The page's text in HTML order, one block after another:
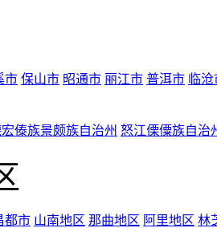
市 保山市 昭通市 丽江市 普洱市 临
傣族景颇族自治州 怒江傈僳族自治
都市 山南地区 那曲地区 阿里地区 林